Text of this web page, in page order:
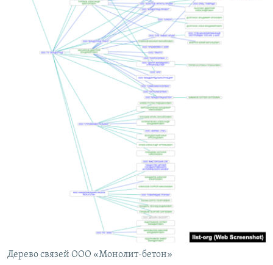
Дерево связей ООО «Монолит-бетон»